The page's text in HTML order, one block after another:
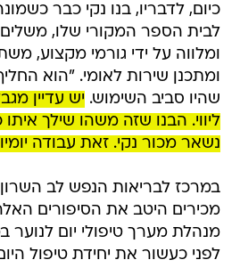
כיום, לדבריו, בנו נקי כבר
לבית הספר המקורי שלו, משלים
ומלווה על ידי גורמי מקצוע,
ומתכנן שירות לאומי. "הוא
שהיו סביב השימוש. יש עדיין
ליווי. הבנו שזה משהו שילך
נשאר מכור נקי. זאת עבודה
במרכז לבריאות הנפש לב
מכירים היטב את הסיפורים
מנהלת מערך טיפולי יום לנוער
לפני כעשור את יחידת טיפול